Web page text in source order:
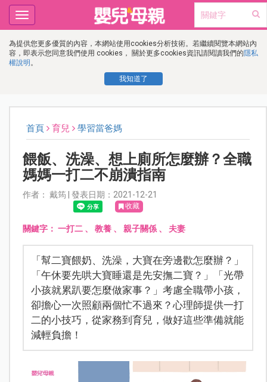
為提供您更多優質的內容，本網站使用cookies分析技術。若繼續閱覽本網站內
容，即表示您同意我們使用 cookies， 關於更多cookies資訊請閱讀我們的隱私
權說明 。
我知道了
Toggle
navigation
首頁 育兒 學習當爸媽
餵飯、洗澡、想上廁所怎麼辦？全職
媽媽一打二不崩潰指南
作者： 戴筠 | 發表日期：2021-12-21
收藏
關鍵字： 一打二、 教養、 親子關係、 夫妻
「幫二寶餵奶、洗澡，大寶在旁邊歡怎麼辦？」
「午休要先哄大寶睡還是先安撫二寶？」「光帶
小孩就累趴要怎麼做家事？」考慮全職帶小孩，
卻擔心一次照顧兩個忙不過來？心理師提供一打
二的小技巧，從家務到育兒，做好這些準備就能
減輕負擔！